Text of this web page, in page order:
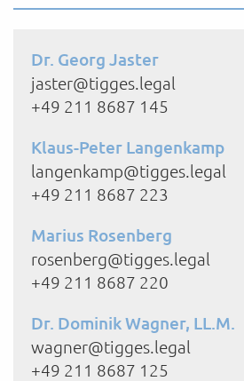
Dr. Georg Jaster
jaster@tigges.legal
+49 211 8687 145
Marius Rosenberg
rosenberg@tigges.legal
+49 211 8687 220
Klaus-Peter Langenkamp
langenkamp@tigges.legal
+49 211 8687 223
Dr. Dominik Wagner, LL.M.
wagner@tigges.legal
+49 211 8687 125